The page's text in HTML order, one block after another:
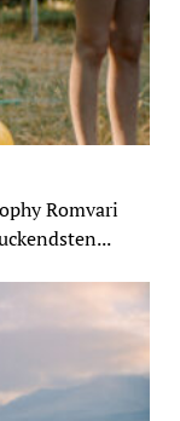
Romvari